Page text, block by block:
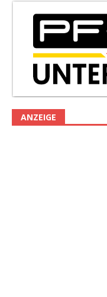
ANZEIGE